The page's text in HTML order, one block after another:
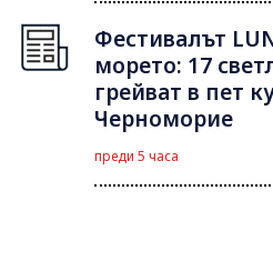
Фестивалът
морето: 17
грейват в пет
Черноморие
преди 5 часа